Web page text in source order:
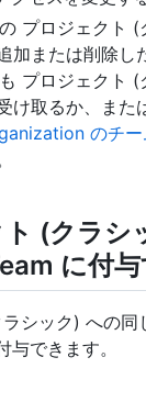
プロジェクト (
加または削除し
プロジェクト (
け取るか、また
のチー
(クラシ
に付与
シック) への同
与できます。